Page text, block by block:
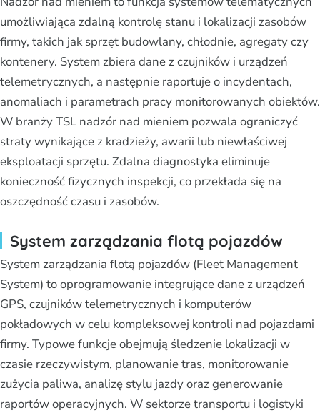
umożliwiająca zdalną kontrolę stanu i lokalizacji zasobów
firmy, takich jak sprzęt budowlany, chłodnie, agregaty czy
kontenery. System zbiera dane z czujników i urządzeń
telemetrycznych, a następnie raportuje o incydentach,
anomaliach i parametrach pracy monitorowanych obiektów.
W branży TSL nadzór nad mieniem pozwala ograniczyć
straty wynikające z kradzieży, awarii lub niewłaściwej
eksploatacji sprzętu. Zdalna diagnostyka eliminuje
konieczność fizycznych inspekcji, co przekłada się na
oszczędność czasu i zasobów.
System zarządzania flotą pojazdów
System zarządzania flotą pojazdów (Fleet Management
System) to oprogramowanie integrujące dane z urządzeń
GPS, czujników telemetrycznych i komputerów
pokładowych w celu kompleksowej kontroli nad pojazdami
firmy. Typowe funkcje obejmują śledzenie lokalizacji w
czasie rzeczywistym, planowanie tras, monitorowanie
zużycia paliwa, analizę stylu jazdy oraz generowanie
raportów operacyjnych. W sektorze transportu i logistyki